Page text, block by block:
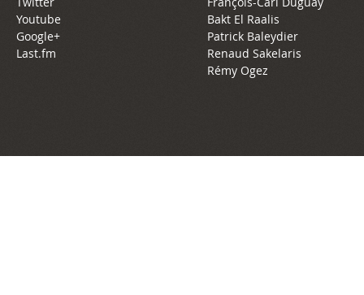
Youtube
Google+
Last.fm
Bakt El Raalis
Patrick Baleydier
Renaud Sakelaris
Rémy Ogez